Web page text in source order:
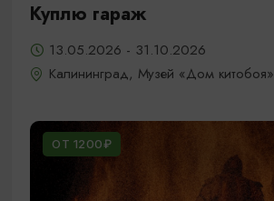
Куплю гараж
13.05.2026 - 31.10.2026
Калининград, Музей «Дом китобоя»
ОТ 1200₽